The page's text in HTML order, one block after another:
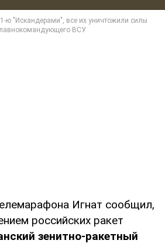
Игнат сообщил,
российских ракет
зенитно-ракетный